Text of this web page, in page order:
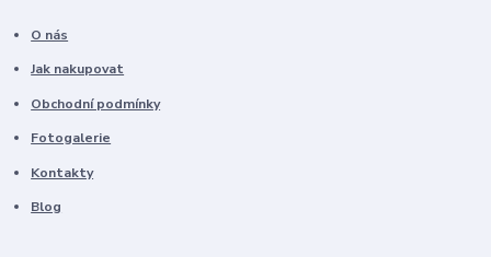
O nás
Jak nakupovat
Obchodní podmínky
Fotogalerie
Kontakty
Blog